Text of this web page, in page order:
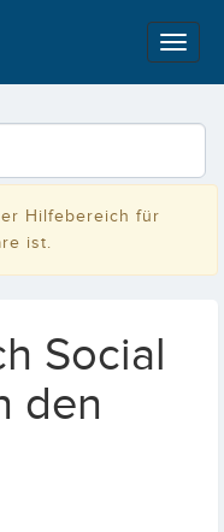
Hilfebereich für
ist.
Social
den